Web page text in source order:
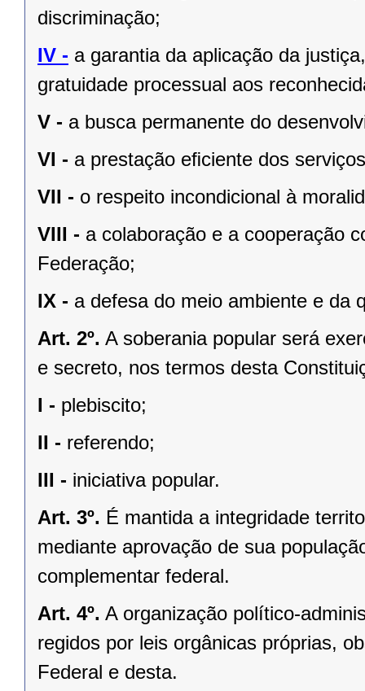
discriminação;
IV - a garantia da aplicação da
gratuidade processual aos
V - a busca permanente do
VI - a prestação eﬁciente dos
VII - o respeito incondicional à
VIII - a colaboração e a cooperação
Federação;
IX - a defesa do meio ambiente e da
Art. 2º. A soberania popular será
e secreto, nos termos desta
I - plebiscito;
II - referendo;
III - iniciativa popular.
Art. 3º. É mantida a integridade
mediante aprovação de sua
complementar federal.
Art. 4º. A organização político-
regidos por leis orgânicas próprias,
Federal e desta.